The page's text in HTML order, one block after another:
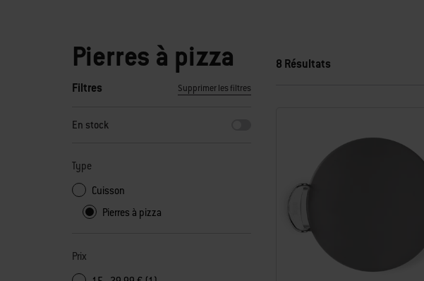
Pierres à pizza
Filtres
En sélectionnant l’un des filtres, la page s'actualise en affichant de nouveaux résultats.
Supprimer les filtres
En stock
Type
Cuisson
Pierres à pizza
Prix
8 Résultats